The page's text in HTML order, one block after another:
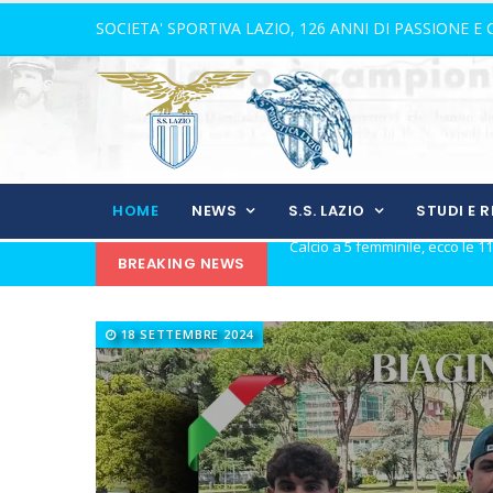
SOCIETA' SPORTIVA LAZIO, 126 ANNI DI PASSIONE E
HOME NEWS S.S. LAZIO STUDI E
BREAKING NEWS
Elite, ecco il calendario del
Elite maschile: ecco le sfide
Ecco De Souza, laterale con il
Il 16 agosto l'inizio
18 SETTEMBRE 2024